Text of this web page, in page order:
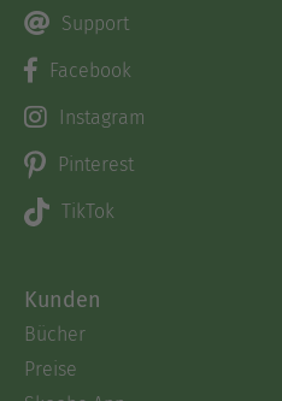
Support
Facebook
Instagram
Pinterest
TikTok
Kunden
Bücher
Preise